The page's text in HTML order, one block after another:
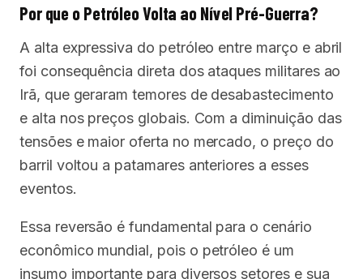
Por que o Petróleo Volta ao Nível Pré-Guerra?
A alta expressiva do petróleo entre março e abril
foi consequência direta dos ataques militares ao
Irã, que geraram temores de desabastecimento
e alta nos preços globais. Com a diminuição das
tensões e maior oferta no mercado, o preço do
barril voltou a patamares anteriores a esses
eventos.
Essa reversão é fundamental para o cenário
econômico mundial, pois o petróleo é um
insumo importante para diversos setores e sua